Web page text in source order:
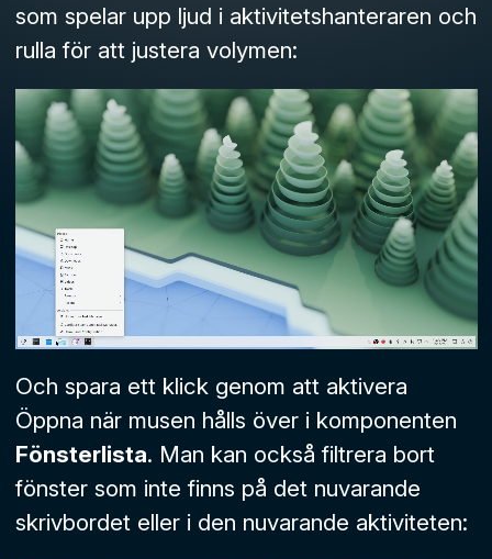
som spelar upp ljud i aktivitetshanteraren och
rulla för att justera volymen:
Och spara ett klick genom att aktivera
Öppna när musen hålls överi komponenten
Fönsterlista. Man kan också filtrera bort
fönster som inte finns på det nuvarande
skrivbordet eller i den nuvarande aktiviteten: